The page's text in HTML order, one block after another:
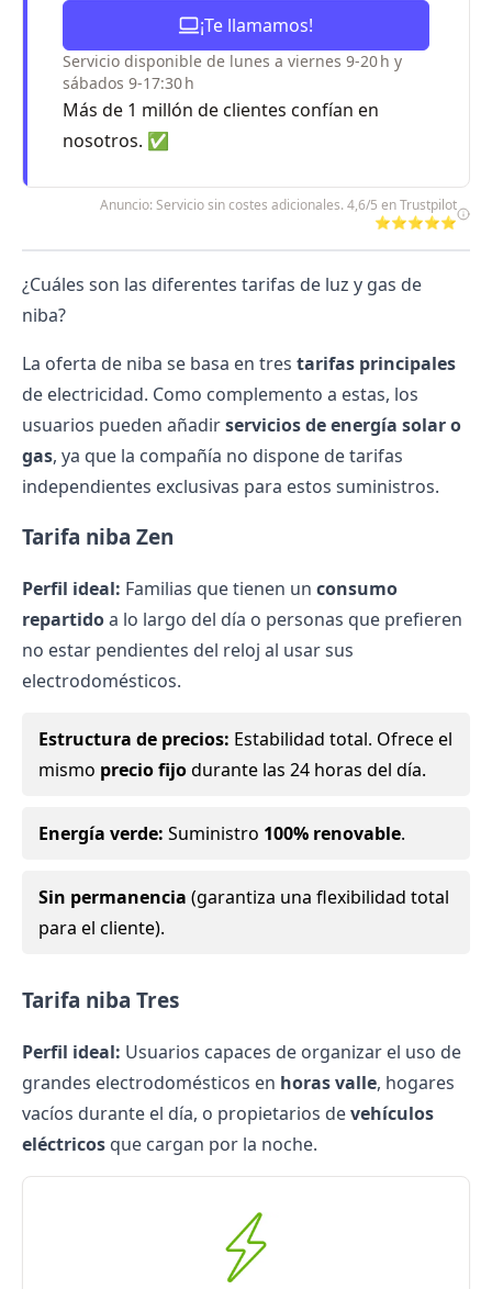
¡Te llamamos!
Servicio disponible de lunes a viernes 9-20 h y
sábados 9-17:30 h
Más de 1 millón de clientes confían en
nosotros. ✅
Anuncio: Servicio sin costes adicionales. 4,6/5 en Trustpilot
⭐⭐⭐⭐⭐
¿Cuáles son las diferentes tarifas de luz y gas de
niba?
La oferta de niba se basa en tres tarifas principales
de electricidad. Como complemento a estas, los
usuarios pueden añadirservicios de energía solar o
gas, ya que la compañía no dispone de tarifas
independientes exclusivas para estos suministros.
Tarifa niba Zen
Perfil ideal: Familias que tienen un consumo
repartidoa lo largo del día o personas que prefieren
no estar pendientes del reloj al usar sus
electrodomésticos.
Estructura de precios: Estabilidad total. Ofrece el
mismo precio fijodurante las 24 horas del día.
Energía verde: Suministro 100% renovable.
Sin permanencia (garantiza una flexibilidad total
para el cliente).
Tarifa niba Tres
Perfil ideal: Usuarios capaces de organizar el uso de
grandes electrodomésticos en horas valle, hogares
vacíos durante el día, o propietarios devehículos
eléctricos que cargan por la noche.